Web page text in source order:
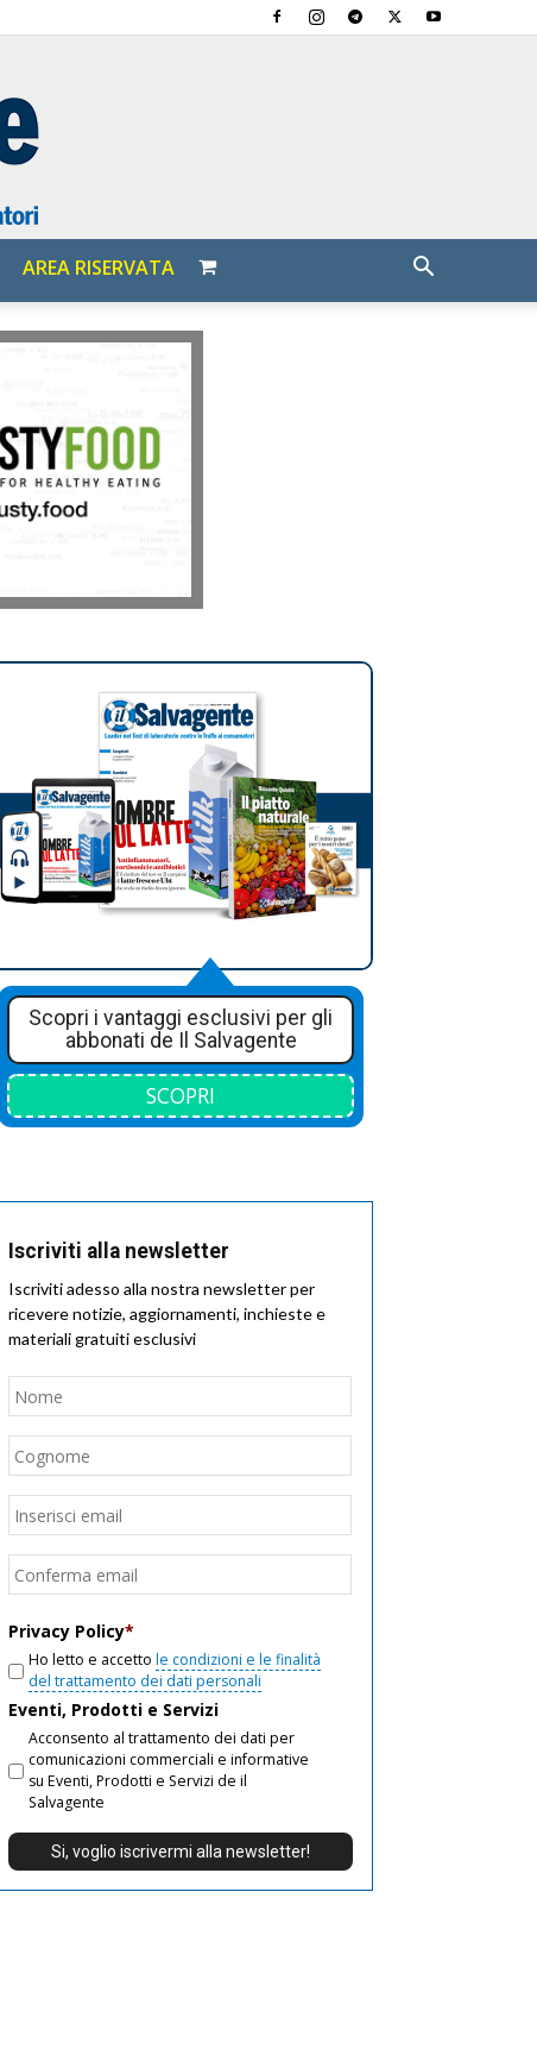
AREA RISERVATA
Scopri i vantaggi esclusivi per gli
abbonati de Il Salvagente
SCOPRI
Iscriviti alla newsletter
Iscriviti adesso alla nostra newsletter per
ricevere notizie, aggiornamenti, inchieste e
materiali gratuiti esclusivi
Nome
Email
Privacy Policy*
Ho letto e accetto le condizioni e le finalità
del trattamento dei dati personali
Eventi, Prodotti e Servizi
Acconsento al trattamento dei dati per
comunicazioni commerciali e informative
su Eventi, Prodotti e Servizi de il
Salvagente